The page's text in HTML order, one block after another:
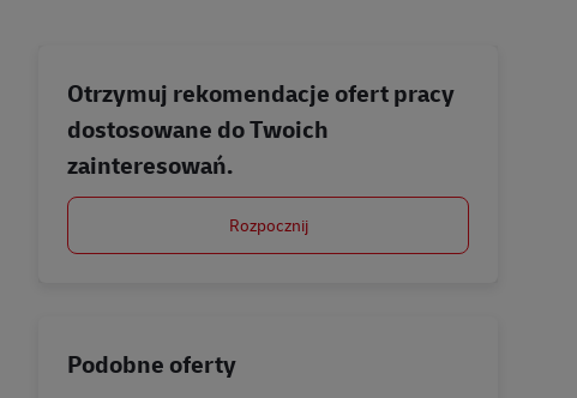
Otrzymuj rekomendacje ofert pracy
dostosowane do Twoich
zainteresowań.
Rozpocznij
Podobne oferty